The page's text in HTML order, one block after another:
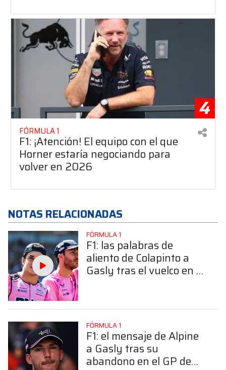
4
FÓRMULA 1
F1: ¡Atención! El equipo con el que
Horner estaría negociando para
volver en 2026
NOTAS RELACIONADAS
FÓRMULA 1
F1: las palabras de
aliento de Colapinto a
Gasly tras el vuelco en el
FÓRMULA 1
F1: el mensaje de Alpine
a Gasly tras su
abandono en el GP de